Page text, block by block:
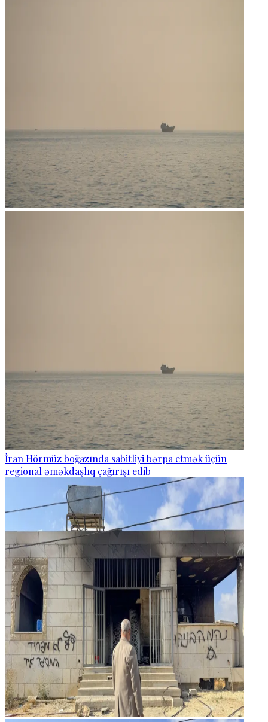
İran Hörmüz boğazında sabitliyi bərpa etmək üçün
regional əməkdaşlıq çağırışı edib